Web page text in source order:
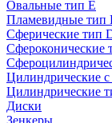
Овальные тип E
Пламевидные тип
Сферические тип
Сфероконические
Цилиндрические
Цилиндрические
Диски
Зенкеры